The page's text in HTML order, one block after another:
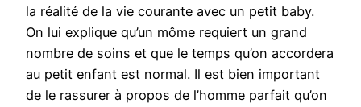
la réalité de la vie courante avec un petit baby.
On lui explique qu’un môme requiert un grand
nombre de soins et que le temps qu’on accordera
au petit enfant est normal. Il est bien important
de le rassurer à propos de l’homme parfait qu’on